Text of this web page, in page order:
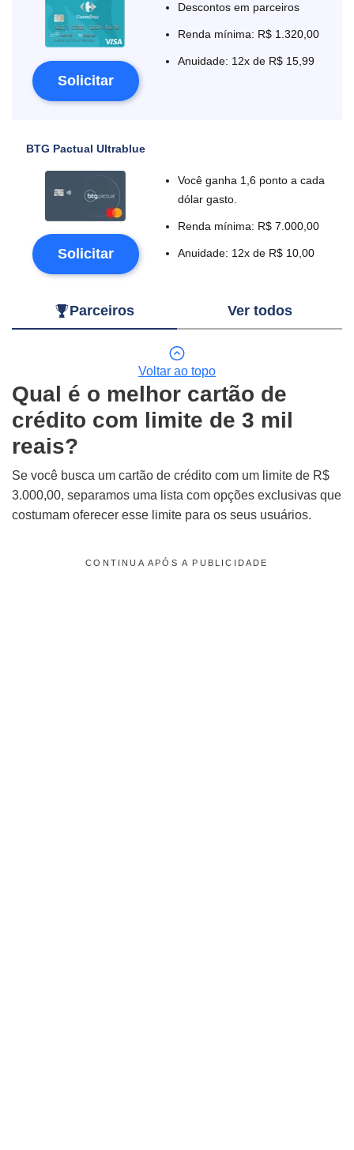
Solicitar
Descontos em parceiros
Renda mínima: R$ 1.320,00
Anuidade: 12x de R$ 15,99
BTG Pactual Ultrablue
Solicitar
Você ganha 1,6 ponto a cada
dólar gasto.
Renda mínima: R$ 7.000,00
Anuidade: 12x de R$ 10,00
Parceiros Ver todos
Voltar ao topo
Qual é o melhor cartão de
crédito com limite de 3 mil
reais?
Se você busca um cartão de crédito com um limite de R$
3.000,00, separamos uma lista com opções exclusivas que
costumam oferecer esse limite para os seus usuários.
CONTINUA APÓS A PUBLICIDADE